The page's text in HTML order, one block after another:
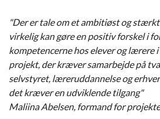
"Der er tale om et ambitiøst og
virkelig kan gøre en positiv forskel i
kompetencerne hos elever og lærere
projekt, der kræver samarbejde på
selvstyret, læreruddannelse og
det kræver en udviklende tilgang"
Maliina Abelsen, formand for